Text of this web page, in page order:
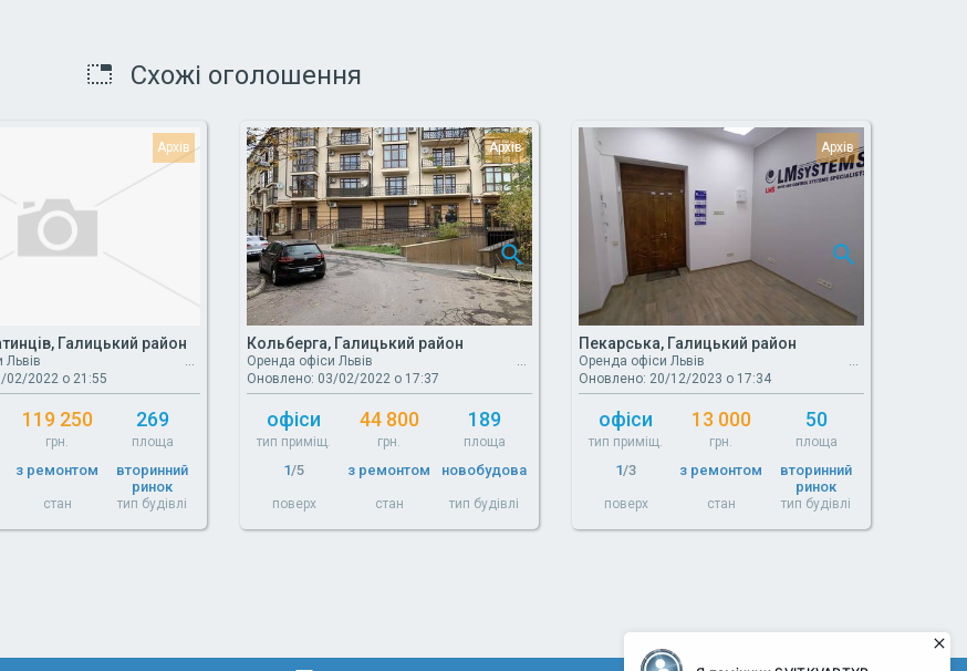
Схожі оголошення
Галицький район
Львів
02/2022 о 21:55
119 250
грн.
269
площа
з ремонтом
стан
вторинний
ринок
тип будівлі
Кольберга, Галицький район
Оренда офіси Львів
Оновлено: 03/02/2022 о 17:37
офіси
тип приміщ.
44 800
грн.
189
площа
1/5
поверх
з ремонтом
стан
новобудова
тип будівлі
Пекарська, Галицький район
Оренда офіси Львів
Оновлено: 20/12/2023 о 17:34
офіси
тип приміщ.
13 000
грн.
50
площа
1/3
поверх
з ремонтом
стан
вторинний
ринок
тип будівлі